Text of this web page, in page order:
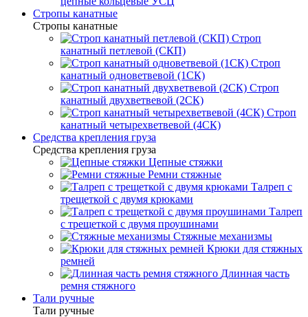
Стропы канатные
Стропы канатные
Строп
канатный петлевой (СКП)
Строп
канатный одноветвевой (1СК)
Строп
канатный двухветвевой (2СК)
Строп
канатный четырехветвевой (4СК)
Средства крепления груза
Средства крепления груза
Цепные стяжки
Ремни стяжные
Талреп с
трещеткой с двумя крюками
Талреп
с трещеткой с двумя проушинами
Стяжные механизмы
Крюки для стяжных
ремней
Длинная часть
ремня стяжного
Тали ручные
Тали ручные